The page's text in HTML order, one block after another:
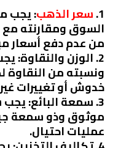
1. سعر الذهب: يجب
السوق ومقارنته مع
من عدم دفع أسعار
2. الوزن والنقاوة:
ونسبته من
خدوش أو تغييرات
3. سمعة البائع:
موثوق وذو سمعة
عمليات احتيال.